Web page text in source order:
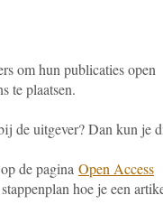
om hun publicaties open
te plaatsen.
de uitgever? Dan kun je
de pagina Open Access
hoe je een